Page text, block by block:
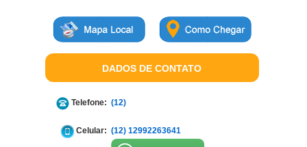
DADOS DE CONTATO
Telefone: (12)
Celular: (12) 12992263641